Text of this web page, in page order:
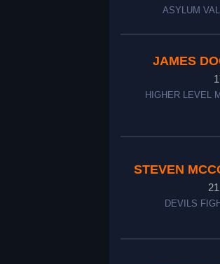
ASYLUM
JAMES
HIGHER LEVEL
STEVEN
DEVILS